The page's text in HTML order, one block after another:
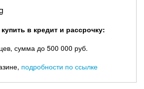
в кредит и рассрочку:
сумма до 500 000 руб.
подробности по ссылке